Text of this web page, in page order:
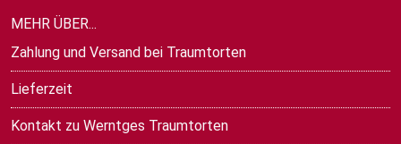
MEHR ÜBER...
Zahlung und Versand bei Traumtorten
Lieferzeit
Kontakt zu Werntges Traumtorten